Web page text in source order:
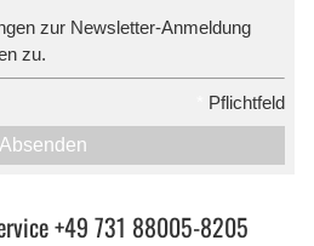
zur Newsletter-Anmeldung
zu.
Pflichtfeld
Absenden
+49 731 88005-8205